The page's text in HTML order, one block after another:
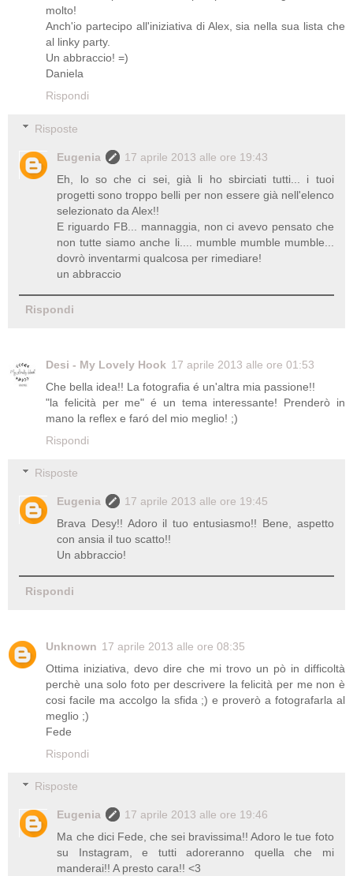
molto!
Anch'io partecipo all'iniziativa di Alex, sia nella sua lista che
al linky party.
Un abbraccio! =)
Daniela
Rispondi
Risposte
Eugenia
17 aprile 2013 alle ore 19:43
Eh, lo so che ci sei, già li ho sbirciati tutti... i tuoi
progetti sono troppo belli per non essere già nell'elenco
selezionato da Alex!!
E riguardo FB... mannaggia, non ci avevo pensato che
non tutte siamo anche li.... mumble mumble mumble...
dovrò inventarmi qualcosa per rimediare!
un abbraccio
Rispondi
Desi - My Lovely Hook 17 aprile 2013 alle ore 01:53
Che bella idea!! La fotografia é un'altra mia passione!!
"la felicità per me" é un tema interessante! Prenderò in
mano la reflex e faró del mio meglio! ;)
Rispondi
Risposte
Eugenia
17 aprile 2013 alle ore 19:45
Brava Desy!! Adoro il tuo entusiasmo!! Bene, aspetto
con ansia il tuo scatto!!
Un abbraccio!
Rispondi
Unknown 17 aprile 2013 alle ore 08:35
Ottima iniziativa, devo dire che mi trovo un pò in difficoltà
perchè una solo foto per descrivere la felicità per me non è
cosi facile ma accolgo la sfida ;) e proverò a fotografarla al
meglio ;)
Fede
Rispondi
Risposte
Eugenia
17 aprile 2013 alle ore 19:46
Ma che dici Fede, che sei bravissima!! Adoro le tue foto
su Instagram, e tutti adoreranno quella che mi
manderai!! A presto cara!! <3